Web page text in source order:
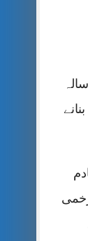
جہلم پولیس کی کارروائی،10 سالہ